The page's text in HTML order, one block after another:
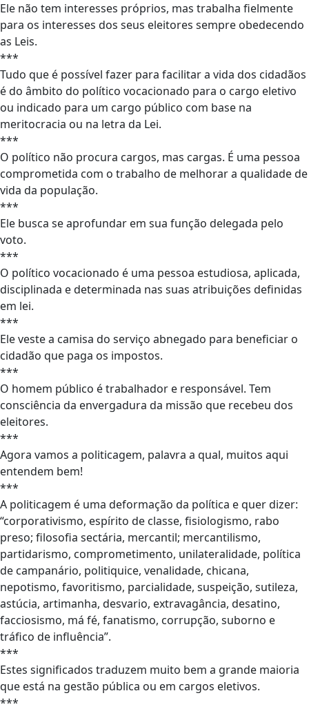
Ele não tem interesses próprios, mas trabalha fielmente
para os interesses dos seus eleitores sempre obedecendo
as Leis.
***
Tudo que é possível fazer para facilitar a vida dos cidadãos
é do âmbito do político vocacionado para o cargo eletivo
ou indicado para um cargo público com base na
meritocracia ou na letra da Lei.
***
O político não procura cargos, mas cargas. É uma pessoa
comprometida com o trabalho de melhorar a qualidade de
vida da população.
***
Ele busca se aprofundar em sua função delegada pelo
voto.
***
O político vocacionado é uma pessoa estudiosa, aplicada,
disciplinada e determinada nas suas atribuições definidas
em lei.
***
Ele veste a camisa do serviço abnegado para beneficiar o
cidadão que paga os impostos.
***
O homem público é trabalhador e responsável. Tem
consciência da envergadura da missão que recebeu dos
eleitores.
***
Agora vamos a politicagem, palavra a qual, muitos aqui
entendem bem!
***
A politicagem é uma deformação da política e quer dizer:
“corporativismo, espírito de classe, fisiologismo, rabo
preso; filosofia sectária, mercantil; mercantilismo,
partidarismo, comprometimento, unilateralidade, política
de campanário, politiquice, venalidade, chicana,
nepotismo, favoritismo, parcialidade, suspeição, sutileza,
astúcia, artimanha, desvario, extravagância, desatino,
facciosismo, má fé, fanatismo, corrupção, suborno e
tráfico de influência”.
***
Estes significados traduzem muito bem a grande maioria
que está na gestão pública ou em cargos eletivos.
***